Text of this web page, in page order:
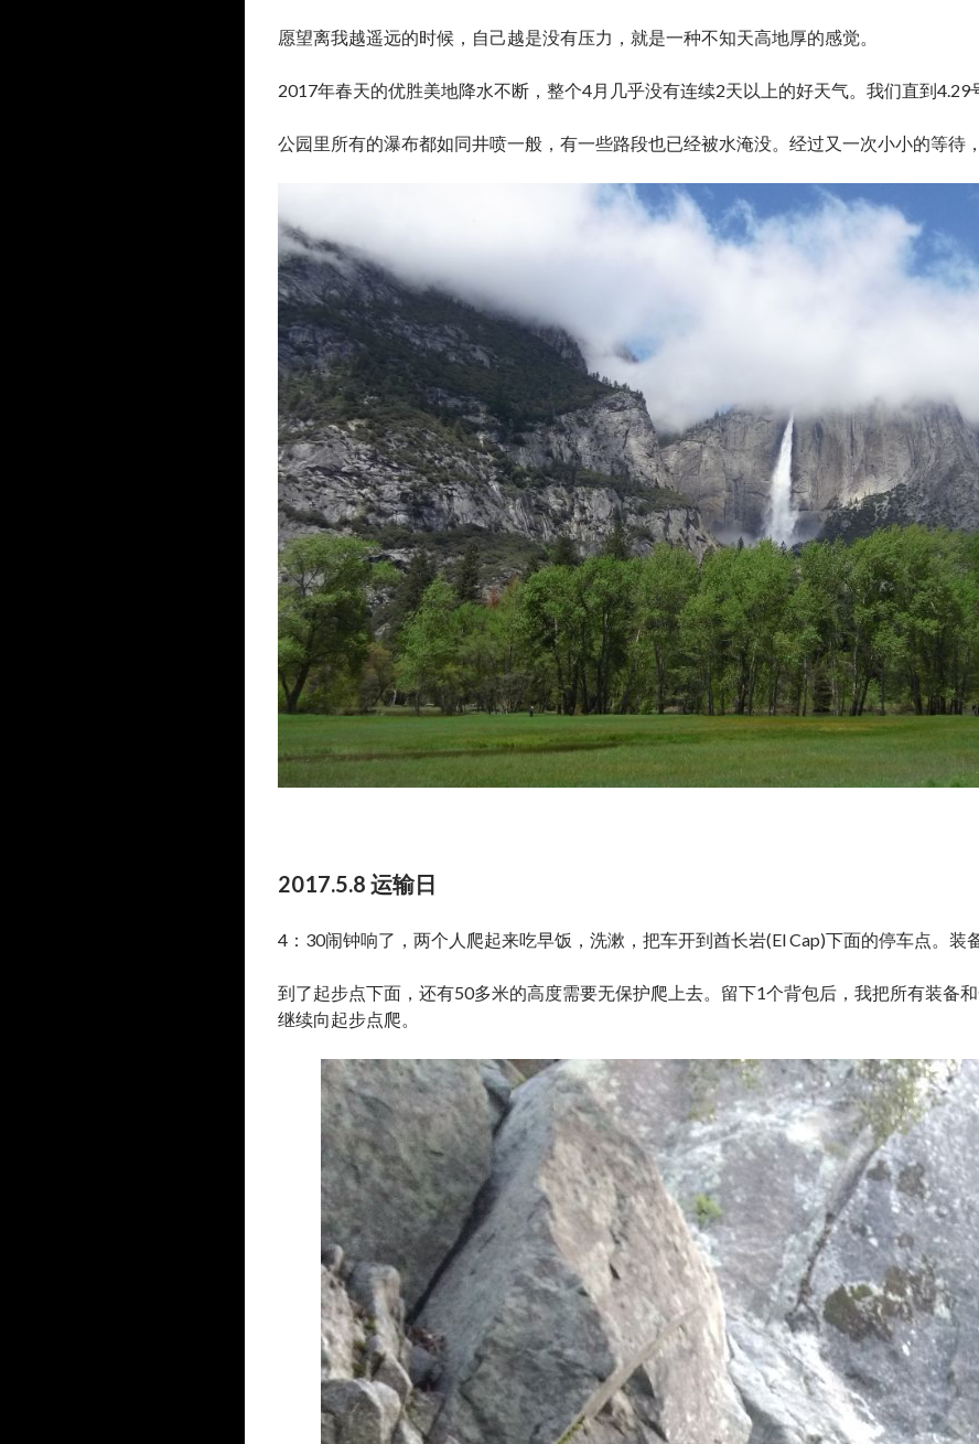
愿望离我越遥远的时候，自己越是没有压力，就是一种不知天高地厚的感觉。
2017年春天的优胜美地降水不断，整个4月几乎没有连续2天以上的好天气。我们直到4.29
公园里所有的瀑布都如同井喷一般，有一些路段也已经被水淹没。经过又一次小小的等待
2017.5.8 运输日
4：30闹钟响了，两个人爬起来吃早饭，洗漱，把车开到酋长岩(El Cap)下面的停车点。装
到了起步点下面，还有50多米的高度需要无保护爬上去。留下1个背包后，我把所有装备
继续向起步点爬。